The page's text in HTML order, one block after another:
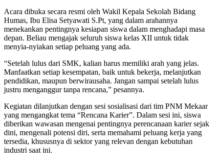
Acara dibuka secara resmi oleh Wakil Kepala Sekolah Bidang
Humas, Ibu Elisa Setyawati S.Pt, yang dalam arahannya
menekankan pentingnya kesiapan siswa dalam menghadapi masa
depan. Beliau mengajak seluruh siswa kelas XII untuk tidak
menyia-nyiakan setiap peluang yang ada.
“Setelah lulus dari SMK, kalian harus memiliki arah yang jelas.
Manfaatkan setiap kesempatan, baik untuk bekerja, melanjutkan
pendidikan, maupun berwirausaha. Jangan sampai setelah lulus
justru menganggur tanpa rencana,” pesannya.
Kegiatan dilanjutkan dengan sesi sosialisasi dari tim PNM Mekaar
yang mengangkat tema “Rencana Karier”. Dalam sesi ini, siswa
diberikan wawasan mengenai pentingnya perencanaan karier sejak
dini, mengenali potensi diri, serta memahami peluang kerja yang
tersedia, khususnya di sektor yang relevan dengan kebutuhan
industri saat ini.